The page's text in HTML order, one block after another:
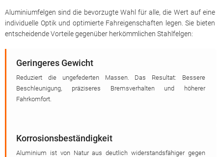
Aluminiumfelgen sind die bevorzugte Wahl für alle, die Wert auf eine
individuelle Optik und optimierte Fahreigenschaften legen. Sie bieten
entscheidende Vorteile gegenüber herkömmlichen Stahlfelgen:
Geringeres Gewicht
Reduziert die ungefederten Massen. Das Resultat: Bessere
Beschleunigung, präziseres Bremsverhalten und höherer
Fahrkomfort.
Korrosionsbeständigkeit
Aluminium ist von Natur aus deutlich widerstandsfähiger gegen